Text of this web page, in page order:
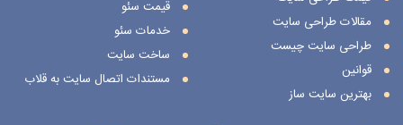
قیمت سئو
خدمات سئو
ساخت سایت
مستندات اتصال سایت به قلاب
مقالات طراحی سایت
طراحی سایت چیست
قوانین
بهترین سایت ساز